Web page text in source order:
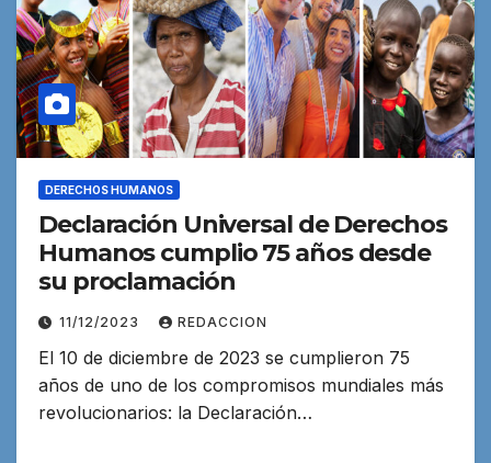
DERECHOS HUMANOS
Declaración Universal de Derechos
Humanos cumplio 75 años desde
su proclamación
11/12/2023 REDACCION
El 10 de diciembre de 2023 se cumplieron 75
años de uno de los compromisos mundiales más
revolucionarios: la Declaración…